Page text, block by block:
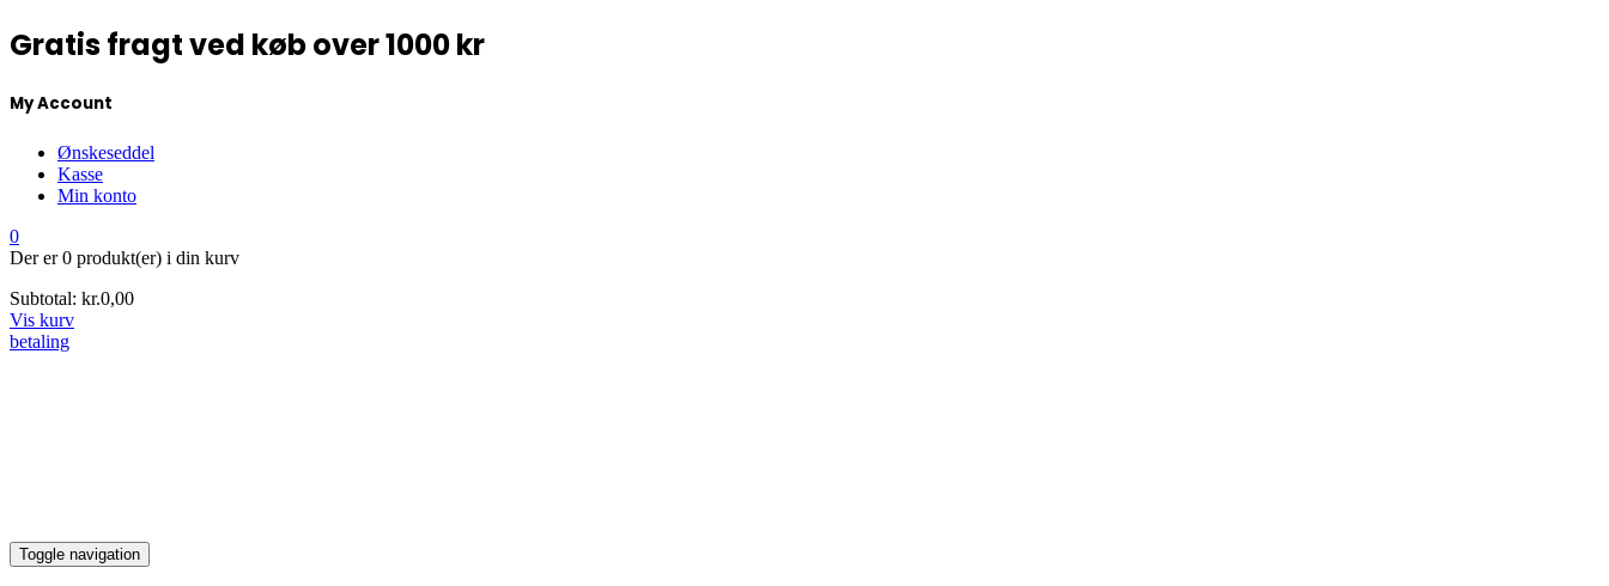
Gratis fragt ved køb over 1000 kr
My Account
Ønskeseddel
Kasse
Min konto
0
Der er0 produkt(er) i din kurv
Subtotal: kr.0,00
Vis kurv
betaling
Toggle navigation